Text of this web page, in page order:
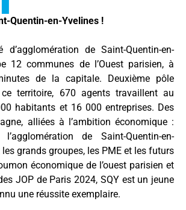
Quentin-en-Yvelines !
d’agglomération de Saint-Quentin-en-
12 communes de l’Ouest parisien, à
de la capitale. Deuxième pôle
territoire, 670 agents travaillent au
habitants et 16 000 entreprises. Des
alliées à l’ambition économique :
de Saint-Quentin-en-
grands groupes, les PME et les futurs
économique de l’ouest parisien et
JOP de Paris 2024, SQY est un jeune
une réussite exemplaire.